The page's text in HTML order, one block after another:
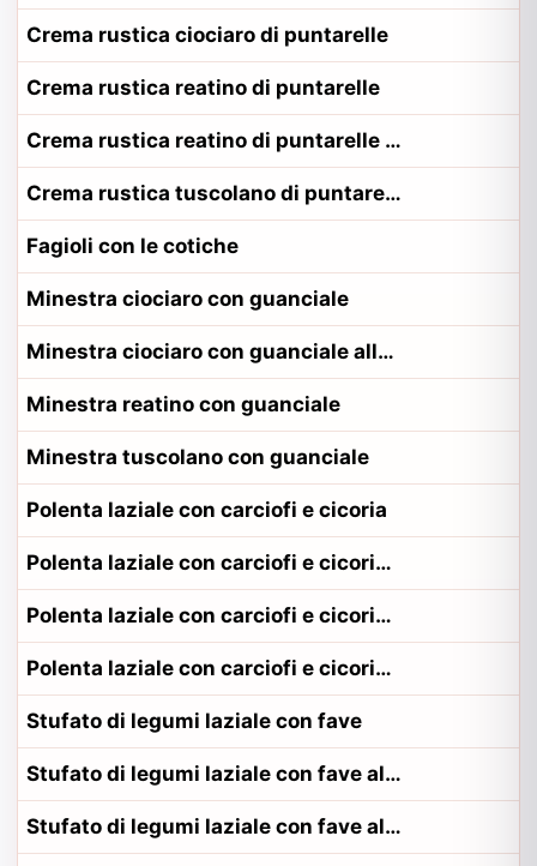
Crema rustica ciociaro di puntarelle
Crema rustica reatino di puntarelle
Crema rustica reatino di puntarelle alla contadina reatino
Crema rustica tuscolano di puntarelle
Fagioli con le cotiche
Minestra ciociaro con guanciale
Minestra ciociaro con guanciale alla contadina ciociaro
Minestra reatino con guanciale
Minestra tuscolano con guanciale
Polenta laziale con carciofi e cicoria
Polenta laziale con carciofi e cicoria alla contadina pontino
Polenta laziale con carciofi e cicoria alla contadina romano
Polenta laziale con carciofi e cicoria alla contadina viterbese
Stufato di legumi laziale con fave
Stufato di legumi laziale con fave alla contadina pontino
Stufato di legumi laziale con fave alla contadina viterbese